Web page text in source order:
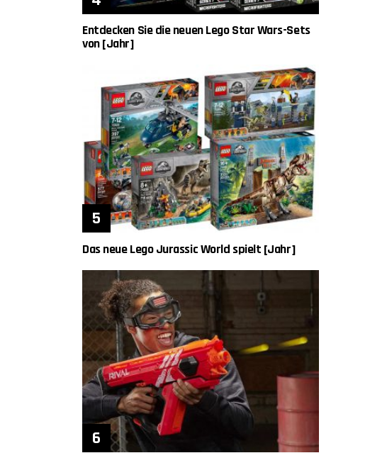
Entdecken Sie die neuen Lego Star Wars-Sets
von [Jahr]
Das neue Lego Jurassic World spielt [Jahr]